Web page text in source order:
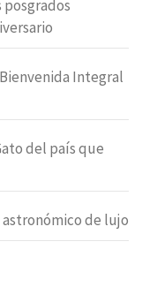
Integral
del país que
de lujo